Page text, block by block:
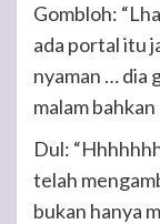
Gombloh:
ada portal itu
nyaman … dia
malam bahkan
Dul:
telah
bukan hanya